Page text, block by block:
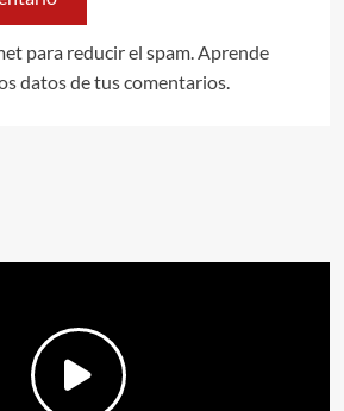
para reducir el spam. Aprende
datos de tus comentarios.